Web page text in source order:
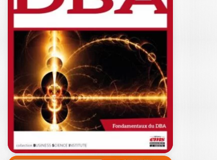
THE DBA THESIS
PROJECT IN
PRACTICE
PAUL BEAULIEU|MICHEL KALIKA
The thesis written in the course of a
Doctorate of Business Administration
(or…
22,00€